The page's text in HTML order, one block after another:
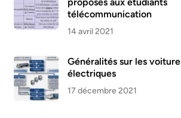
télécommunication
14 avril 2021
Généralités sur les
électriques
17 décembre 2021